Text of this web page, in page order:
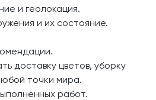
и геолокация.
и их состояние.
доставку цветов, уборку
точки мира.
работ.